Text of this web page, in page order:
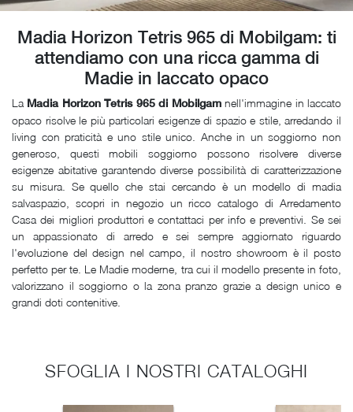
Madia Horizon Tetris 965 di Mobilgam: ti
attendiamo con una ricca gamma di
Madie in laccato opaco
La Madia Horizon Tetris 965 di Mobilgamnell'immagine in laccato
opaco risolve le più particolari esigenze di spazio e stile, arredando il
living con praticità e uno stile unico. Anche in un soggiorno non
generoso, questi mobili soggiorno possono risolvere diverse
esigenze abitative garantendo diverse possibilità di caratterizzazione
su misura. Se quello che stai cercando è un modello di madia
salvaspazio, scopri in negozio un ricco catalogo di Arredamento
Casa dei migliori produttori e contattaci per info e preventivi. Se sei
un appassionato di arredo e sei sempre aggiornato riguardo
l'evoluzione del design nel campo, il nostro showroom è il posto
perfetto per te. Le Madie moderne, tra cui il modello presente in foto,
valorizzano il soggiorno o la zona pranzo grazie a design unico e
grandi doti contenitive.
SFOGLIA I NOSTRI CATALOGHI